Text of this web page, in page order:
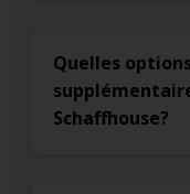
Quelles
Schaffhouse?